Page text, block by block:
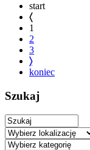
start
〈
1
2
3
〉
koniec
Szukaj